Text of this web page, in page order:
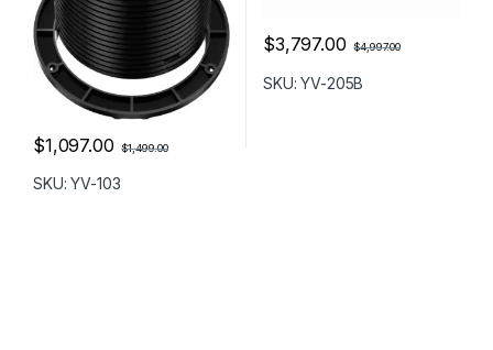
$1,097.00 $1,499.00
SKU: YV-103
$3,797.00 $4,997.00
SKU: YV-205B